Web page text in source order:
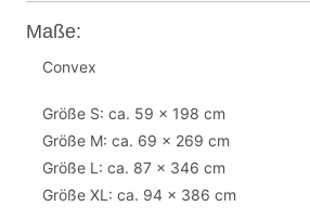
Maße:
Convex
Größe S: ca. 59 x 198 cm
Größe M: ca. 69 x 269 cm
Größe L: ca. 87 x 346 cm
Größe XL: ca. 94 x 386 cm